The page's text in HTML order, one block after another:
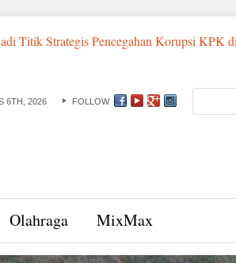
Pencegahan Korupsi KPK di Indonesia
6TH, 2026 FOLLOW
Olahraga MixMax